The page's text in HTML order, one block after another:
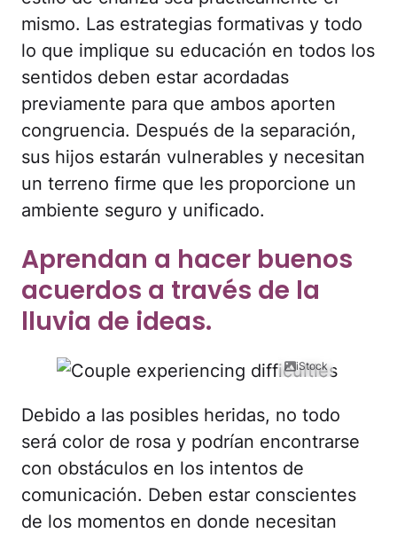
mismo. Las estrategias formativas y todo
lo que implique su educación en todos los
sentidos deben estar acordadas
previamente para que ambos aporten
congruencia. Después de la separación,
sus hijos estarán vulnerables y necesitan
un terreno firme que les proporcione un
ambiente seguro y unificado.
Aprendan a hacer buenos
acuerdos a través de la
lluvia de ideas.
iStock
Debido a las posibles heridas, no todo
será color de rosa y podrían encontrarse
con obstáculos en los intentos de
comunicación. Deben estar conscientes
de los momentos en donde necesitan